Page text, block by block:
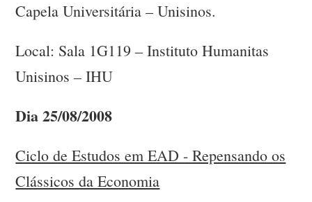
Capela Universitária – Unisinos.
Local: Sala 1G119 – Instituto Humanitas
Unisinos – IHU
Dia 25/08/2008
Ciclo de Estudos em EAD - Repensando os
Clássicos da Economia